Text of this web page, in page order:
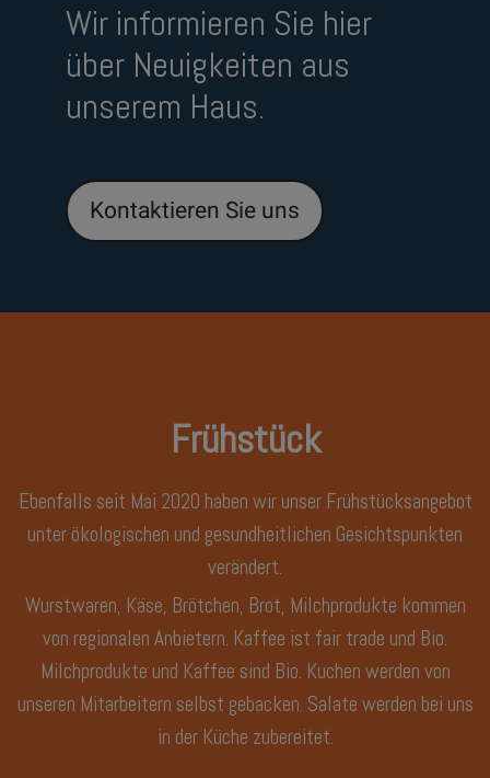
Wir informieren Sie hier
über Neuigkeiten aus
unserem Haus.
Kontaktieren Sie uns
Frühstück
Ebenfalls seit Mai 2020 haben wir unser Frühstücksangebot
unter ökologischen und gesundheitlichen Gesichtspunkten
verändert.
Wurstwaren, Käse, Brötchen, Brot, Milchprodukte kommen
von regionalen Anbietern. Kaffee ist fair trade und Bio.
Milchprodukte und Kaffee sind Bio. Kuchen werden von
unseren Mitarbeitern selbst gebacken. Salate werden bei uns
in der Küche zubereitet.